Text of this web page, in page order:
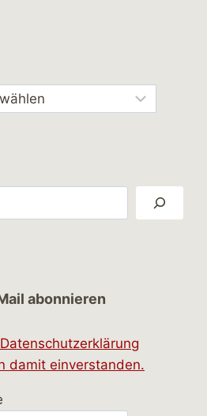
abonnieren
damit einverstanden.